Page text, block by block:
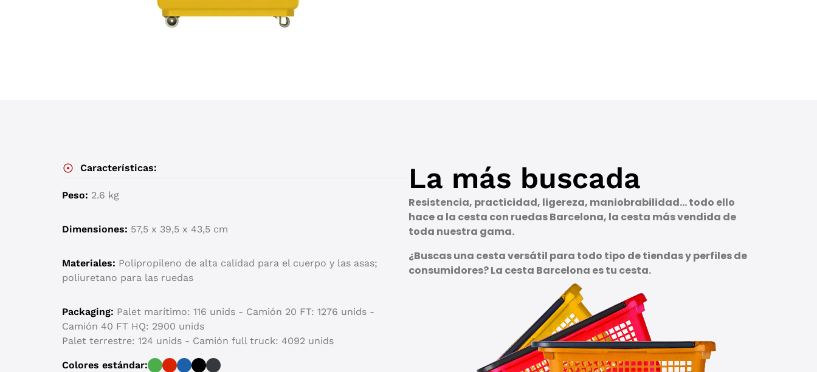
Características:
Peso: 2.6 kg
Dimensiones: 57,5 x 39,5 x 43,5 cm
Materiales: Polipropileno de alta calidad para el cuerpo y las asas;
poliuretano para las ruedas
Packaging: Palet marítimo: 116 unids - Camión 20 FT: 1276 unids -
Camión 40 FT HQ: 2900 unids
Palet terrestre: 124 unids - Camión full truck: 4092 unids
Colores estándar:
La más buscada
Resistencia, practicidad, ligereza, maniobrabilidad… todo ello
hace a la cesta con ruedas Barcelona, la cesta más vendida de
toda nuestra gama.
¿Buscas una cesta versátil para todo tipo de tiendas y perfiles de
consumidores? La cesta Barcelona es tu cesta.